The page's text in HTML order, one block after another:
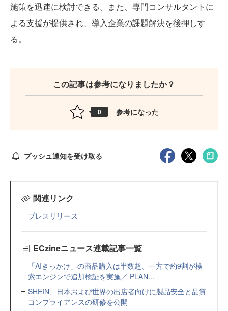
施策を迅速に検討できる。また、専門コンサルタントに
よる支援が提供され、導入企業の課題解決を後押しす
る。
この記事は参考になりましたか？
0 参考になった
プッシュ通知を受け取る
関連リンク
プレスリリース
ECzineニュース連載記事一覧
「AIきっかけ」の商品購入は半数超、一方で約9割が検
索エンジンで追加検証を実施／ PLAN...
SHEIN、日本および世界の出店者向けに製品安全と品質
コンプライアンスの研修を公開